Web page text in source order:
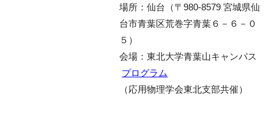
場所：仙台（〒980-8579 宮城県仙
台市青葉区荒巻字青葉６－６－０
５）
会場：東北大学青葉山キャンパス
プログラム
（応用物理学会東北支部共催）